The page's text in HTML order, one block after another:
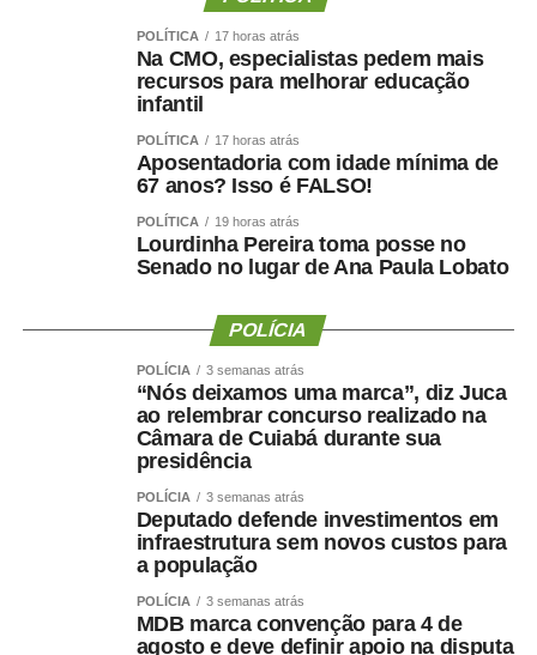
programação terá o professor e escritor José Luiz Tejon e
Caroline Corrêa, pesquisadora da Empresa Brasileira de
Pesquisa Agropecuária (Embrapa).
apoiar o tratamento de pacientes com câncer e premiará
estudantes participantes do projeto Sementes do Futuro.
municipal em um concurso de redação sobre o
A programação será completada por rodeio, corrida de
rua e apresentações musicais.
59ª Feira Agropecuária de Paragominas
Data: 8 a 16 de agosto
Local: Parque de Exposições Amílcar Tocantins, em
POLÍTICA 17 horas atrás
Na CMO, especialistas pedem mais
recursos para melhorar educação
infantil
POLÍTICA 17 horas atrás
Aposentadoria com idade mínima de
67 anos? Isso é FALSO!
POLÍTICA 19 horas atrás
Lourdinha Pereira toma posse no
Senado no lugar de Ana Paula Lobato
POLÍCIA
POLÍCIA 3 semanas atrás
“Nós deixamos uma marca”, diz Juca
ao relembrar concurso realizado na
Câmara de Cuiabá durante sua
presidência
POLÍCIA 3 semanas atrás
Deputado defende investimentos em
infraestrutura sem novos custos para
a população
POLÍCIA 3 semanas atrás
MDB marca convenção para 4 de
agosto e deve definir apoio na disputa